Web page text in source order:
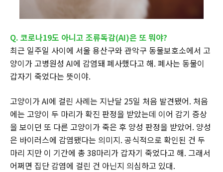
Q. 코로나19도 아니고 조류독감(AI)은 또 뭐야?
최근 일주일 사이에 서울 용산구와 관악구 동물보호소에서 고
양이가 고병원성 AI에 감염돼 폐사했다고 해. 폐사는 동물이
갑자기 죽었다는 뜻이야.
고양이가 AI에 걸린 사례는 지난달 25일 처음 발견됐어. 처음
에는 고양이 두 마리가 확진 판정을 받았는데 이어 감기 증상
을 보이던 또 다른 고양이가 죽은 후 양성 판정을 받았어. 양성
은 바이러스에 감염됐다는 의미지. 공식적으로 확인된 건 두
마리 지만 이 기간에 총 38마리가 갑자기 죽었다고 해. 그래서
어쩌면 집단 감염에 걸린 건 아닌지 의심하고 있대.